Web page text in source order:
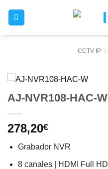
CCTV IP /
AJ-NVR108-HAC-W
278,20€
Grabador NVR
8 canales | HDMI Full HD